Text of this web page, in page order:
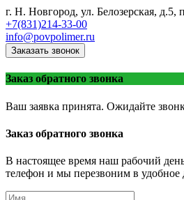
г. Н. Новгород, ул. Белозерская,
+7(831)214-33-00
info@povpolimer.ru
Заказать звонок
Заказ обратного звонка
Ваш заявка принята. Ожидайте
Заказ обратного звонка
В настоящее время наш рабочий
телефон и мы перезвоним в удобное